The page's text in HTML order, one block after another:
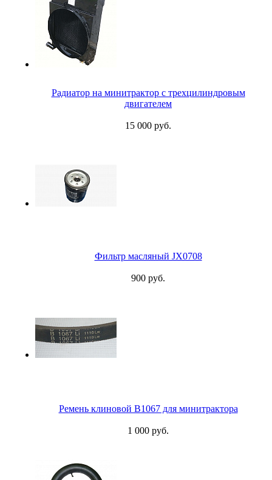
Радиатор на минитрактор с трехцилиндровым
двигателем
15 000 руб.
Фильтр масляный JX0708
900 руб.
Ремень клиновой B1067 для минитрактора
1 000 руб.